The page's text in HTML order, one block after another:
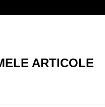
ARTICOLE